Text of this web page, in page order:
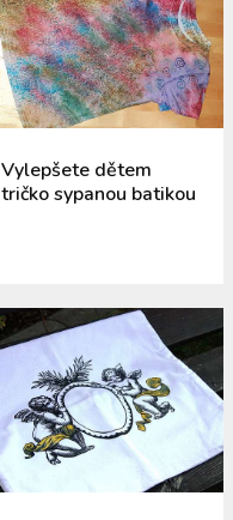
Vylepšete dětem
tričko sypanou batikou